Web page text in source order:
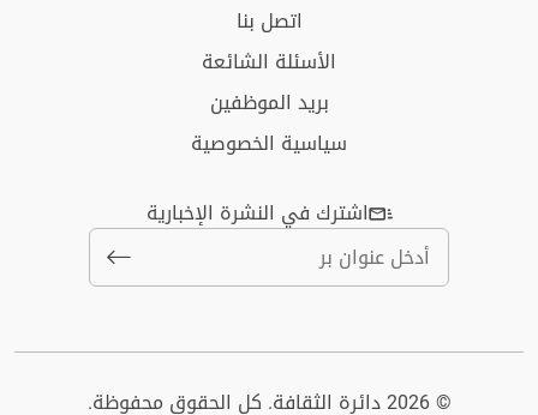
اتصل بنا
الأسئلة الشائعة
بريد الموظفين
سياسية الخصوصية
اشترك في النشرة الإخبارية
© 2026 دائرة الثقافة. كل الحقوق محفوظة.